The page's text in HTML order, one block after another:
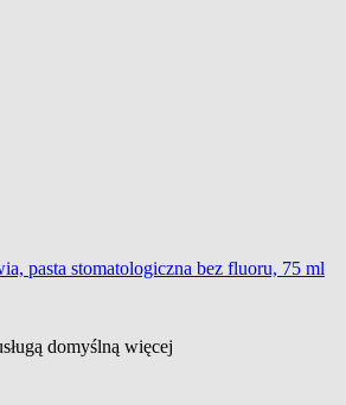
pasta stomatologiczna bez fluoru, 75 ml
domyślną więcej